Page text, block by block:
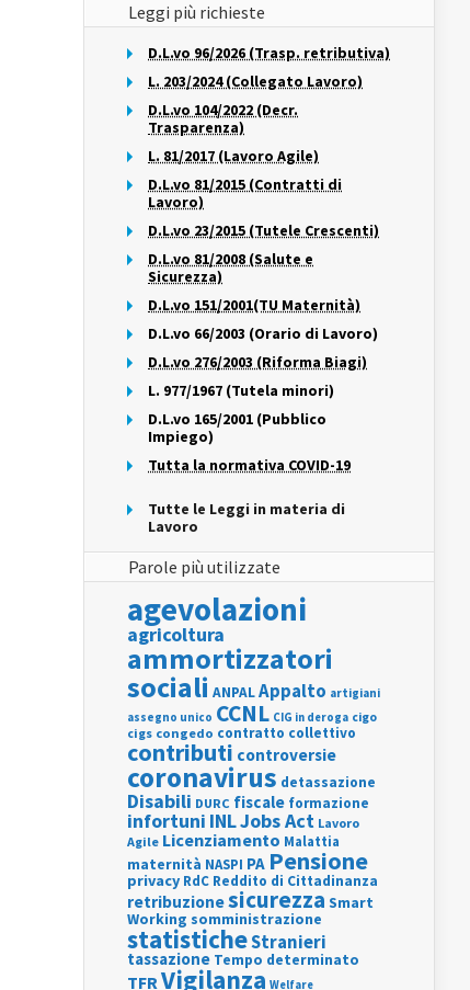
Leggi più richieste
D.L.vo 96/2026 (Trasp. retributiva)
L. 203/2024 (Collegato Lavoro)
D.L.vo 104/2022 (Decr.
Trasparenza)
L. 81/2017 (Lavoro Agile)
D.L.vo 81/2015 (Contratti di
Lavoro)
D.L.vo 23/2015 (Tutele Crescenti)
D.L.vo 81/2008 (Salute e
Sicurezza)
D.L.vo 151/2001(TU Maternità)
D.L.vo 66/2003 (Orario di Lavoro)
D.L.vo 276/2003 (Riforma Biagi)
L. 977/1967 (Tutela minori)
D.L.vo 165/2001 (Pubblico
Impiego)
Tutta la normativa COVID-19
Tutte le Leggi in materia di
Lavoro
Parole più utilizzate
agevolazioni
agricoltura
ammortizzatori
sociali ANPALAppalto artigiani
assegno unico CCNL CIG in deroga cigo
cigs congedo contratto collettivo
contributi controversie
coronavirus detassazione
Disabili DURC fiscale formazione
infortuni INLJobs Act Lavoro
Agile Licenziamento Malattia
maternità NASPI PA Pensione
privacy RdC Reddito di Cittadinanza
retribuzionesicurezza Smart
Working somministrazione
statisticheStranieri
tassazione Tempo determinato
TFRVigilanza Welfare